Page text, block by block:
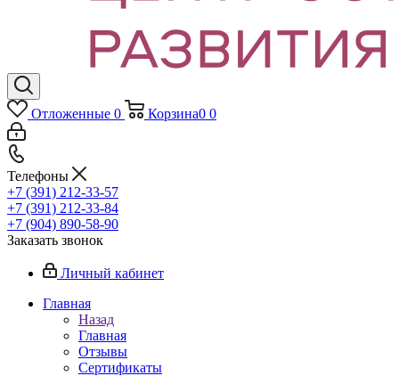
Отложенные 0 Корзина0 0
Телефоны
+7 (391) 212-33-57
+7 (391) 212-33-84
+7 (904) 890-58-90
Заказать звонок
Личный кабинет
Главная
Назад
Главная
Отзывы
Сертификаты